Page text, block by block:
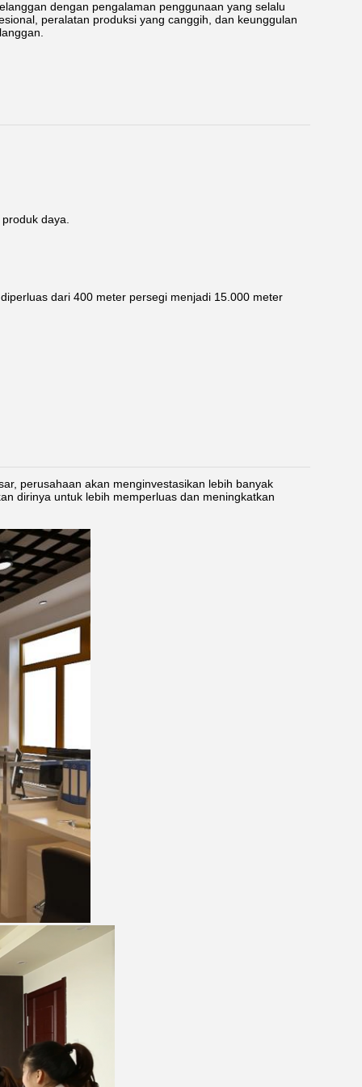
dengan pengalaman penggunaan yang selalu
peralatan produksi yang canggih, dan keunggulan
daya.
dari 400 meter persegi menjadi 15.000 meter
perusahaan akan menginvestasikan lebih banyak
dirinya untuk lebih memperluas dan meningkatkan